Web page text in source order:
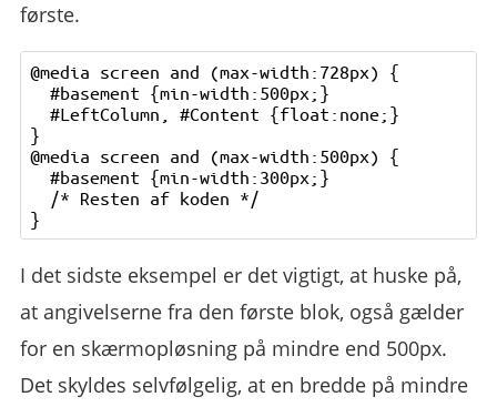
første.
@media screen and (max-width:728px) {
  #basement {min-width:500px;}
  #LeftColumn, #Content {float:none;}
}
@media screen and (max-width:500px) {
  #basement {min-width:300px;}
I det sidste eksempel er det vigtigt, at huske på,
at angivelserne fra den første blok, også gælder
for en skærmopløsning på mindre end 500px.
Det skyldes selvfølgelig, at en bredde på mindre